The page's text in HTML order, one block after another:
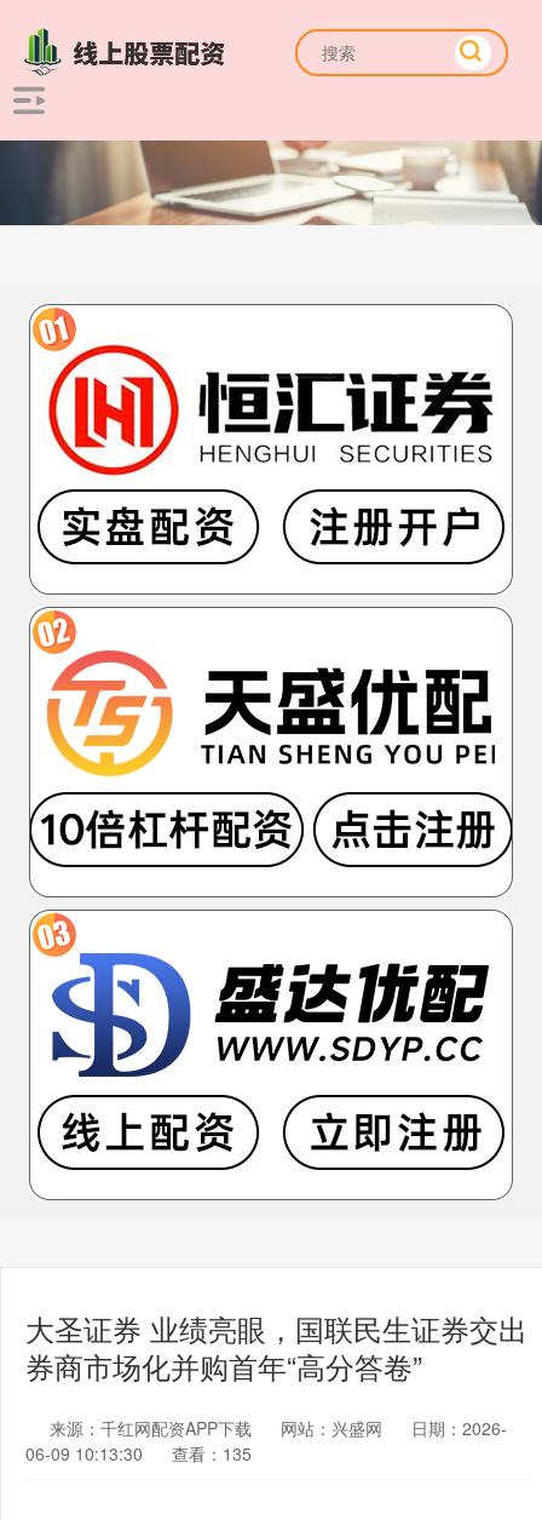
大圣证券 业绩亮眼，国联民生证券交出
券商市场化并购首年“高分答卷”
来源：千红网配资APP下载 网站：兴盛网
日期：2026-
06-09 10:13:30
查看：135